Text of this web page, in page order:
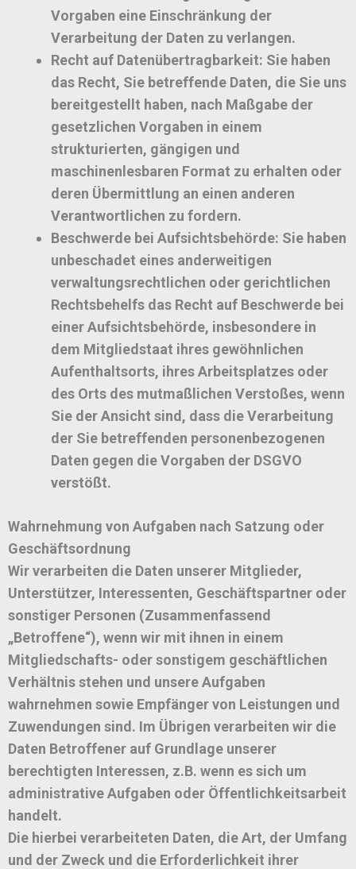
Vorgaben eine Einschränkung der
Verarbeitung der Daten zu verlangen.
Recht auf Datenübertragbarkeit: Sie haben
das Recht, Sie betreffende Daten, die Sie uns
bereitgestellt haben, nach Maßgabe der
gesetzlichen Vorgaben in einem
strukturierten, gängigen und
maschinenlesbaren Format zu erhalten oder
deren Übermittlung an einen anderen
Verantwortlichen zu fordern.
Beschwerde bei Aufsichtsbehörde: Sie haben
unbeschadet eines anderweitigen
verwaltungsrechtlichen oder gerichtlichen
Rechtsbehelfs das Recht auf Beschwerde bei
einer Aufsichtsbehörde, insbesondere in
dem Mitgliedstaat ihres gewöhnlichen
Aufenthaltsorts, ihres Arbeitsplatzes oder
des Orts des mutmaßlichen Verstoßes, wenn
Sie der Ansicht sind, dass die Verarbeitung
der Sie betreffenden personenbezogenen
Daten gegen die Vorgaben der DSGVO
verstößt.
Wahrnehmung von Aufgaben nach Satzung oder
Geschäftsordnung
Wir verarbeiten die Daten unserer Mitglieder,
Unterstützer, Interessenten, Geschäftspartner oder
sonstiger Personen (Zusammenfassend
„Betroffene“), wenn wir mit ihnen in einem
Mitgliedschafts- oder sonstigem geschäftlichen
Verhältnis stehen und unsere Aufgaben
wahrnehmen sowie Empfänger von Leistungen und
Zuwendungen sind. Im Übrigen verarbeiten wir die
Daten Betroffener auf Grundlage unserer
berechtigten Interessen, z.B. wenn es sich um
administrative Aufgaben oder Öffentlichkeitsarbeit
handelt.
Die hierbei verarbeiteten Daten, die Art, der Umfang
und der Zweck und die Erforderlichkeit ihrer